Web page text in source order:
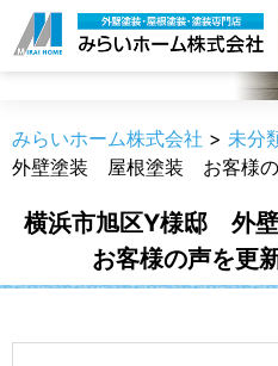
職人のうんちく
みらいホーム株式会社 > 未分
外壁塗装 屋根塗装 お客様の
横浜市旭区Y様邸 外
お客様の声を更